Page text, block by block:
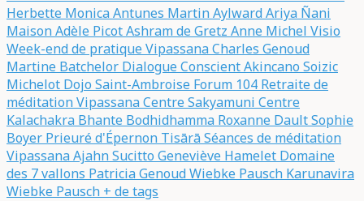
Herbette Monica Antunes Martin AylwardAriya Ñani
Maison Adèle PicotAshram de Gretz Anne Michel Visio
Week-end de pratique VipassanaCharles Genoud
Martine Batchelor Dialogue ConscientAkincano Soizic
Michelot Dojo Saint-Ambroise Forum 104 Retraite de
méditation VipassanaCentre Sakyamuni Centre
Kalachakra Bhante Bodhidhamma Roxanne DaultSophie
Boyer Prieuré d'Épernon TisārāSéances de méditation
VipassanaAjahn Sucitto Geneviève Hamelet Domaine
des 7 vallons Patricia GenoudWiebke Pausch Karunavira
Wiebke Pausch + de tags